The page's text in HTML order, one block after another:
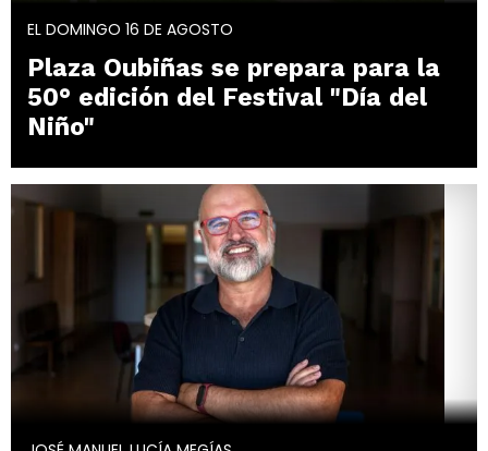
EL DOMINGO 16 DE AGOSTO
Plaza Oubiñas se prepara para la
50° edición del Festival "Día del
Niño"